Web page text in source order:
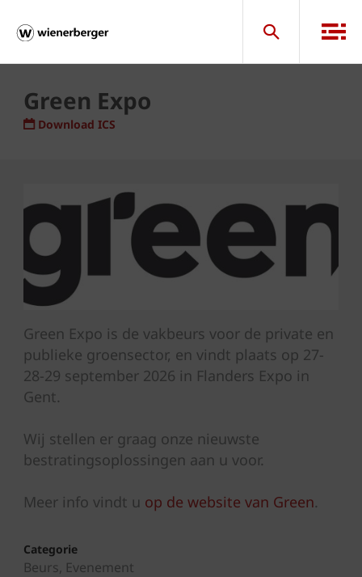
Green Expo
Download ICS
Green Expo is de vakbeurs voor de private en
publieke groensector, en vindt plaats op 27-
28-29 september 2026 in Flanders Expo in
Gent.
Wij stellen er graag onze nieuwste
bestratingsoplossingen aan u voor.
Meer info vindt u op de website van Green.
Categorie
Beurs, Evenement